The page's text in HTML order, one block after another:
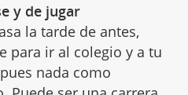
y de jugar
la tarde de antes,
para ir al colegio y a tu
nada como